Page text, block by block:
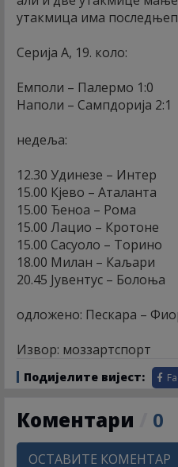
утакмица има
Серија А, 19. коло:
Емполи – Палермо 1:0
Наполи – Сампдорија 2:1
недеља:
12.30 Удинезе – Интер
15.00 Кјево – Аталанта
15.00 Ђеноа – Рома
15.00 Лацио – Кротоне
15.00 Сасуоло – Торино
18.00 Милан – Каљари
20.45 Јувентус – Болоња
одложено: Пескара –
Извор: моззартспорт
Подијелите вијест:
Коментари 0
ОСТАВИТЕ КОМЕНТАР